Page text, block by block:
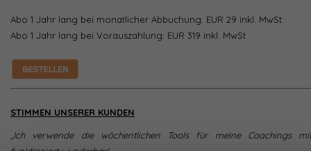
Abo 1 Jahr lang bei monatlicher Abbuchung: EUR 29 inkl. MwSt.
Abo 1 Jahr lang bei Vorauszahlung: EUR 319 inkl. MwSt.
STIMMEN UNSERER KUNDEN
„Ich verwende die wöchentlichen Tools für meine Coachings